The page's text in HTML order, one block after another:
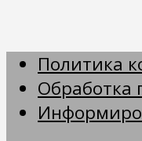
Политика
Обработка